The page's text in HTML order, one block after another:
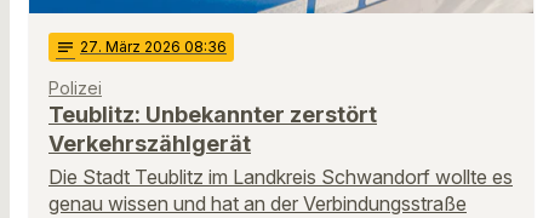
notes 27. März 2026 08:36
Polizei
Teublitz: Unbekannter zerstört
Verkehrszählgerät
Die Stadt Teublitz im Landkreis Schwandorf wollte es
genau wissen und hat an der Verbindungsstraße